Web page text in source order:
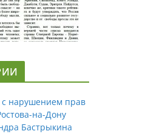
с нарушением прав
на-Дону
Бастрыкина